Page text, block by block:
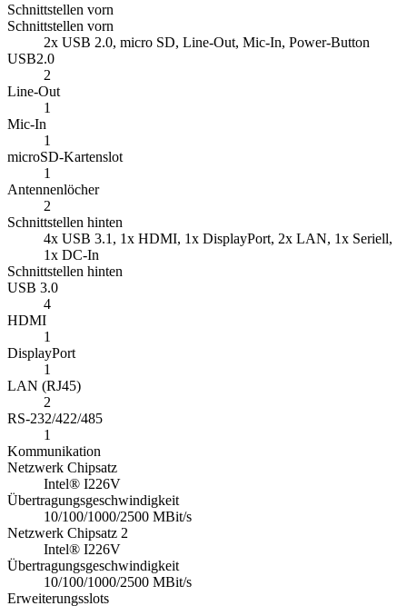
Schnittstellen vorn
Schnittstellen vorn
2x USB 2.0, micro SD, Line-Out, Mic-In, Power-Button
USB2.0
2
Line-Out
1
Mic-In
1
microSD-Kartenslot
1
Antennenlöcher
2
Schnittstellen hinten
4x USB 3.1, 1x HDMI, 1x DisplayPort, 2x LAN, 1x Seriell,
1x DC-In
Schnittstellen hinten
USB 3.0
4
HDMI
1
DisplayPort
1
LAN (RJ45)
2
RS-232/422/485
1
Kommunikation
Netzwerk Chipsatz
Intel® I226V
Übertragungsgeschwindigkeit
10/100/1000/2500 MBit/s
Netzwerk Chipsatz 2
Intel® I226V
Übertragungsgeschwindigkeit
10/100/1000/2500 MBit/s
Erweiterungsslots